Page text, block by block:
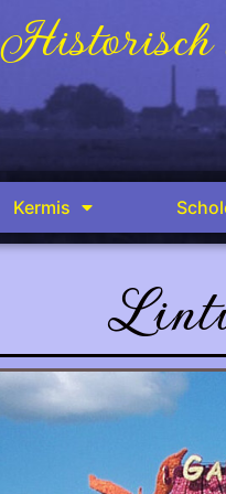
Kermis